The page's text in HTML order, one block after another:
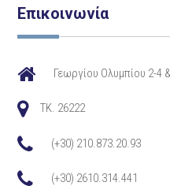
Επικοινωνία
Γεωργίου Ολυμπίου 2-4
TK. 26222
(+30) 210.873.20.93
(+30) 2610.314.441